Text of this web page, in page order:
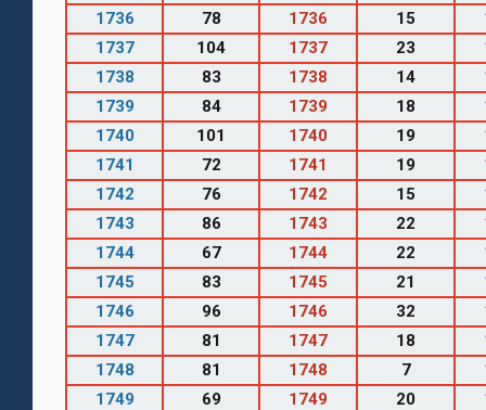
1736
78 1736 15
1737
104 1737 23
1738
83 1738 14
1739
84 1739 18
1740
101 1740 19
1741
72 1741 19
1742
76 1742 15
1743
86 1743 22
1744
67 1744 22
1745
83 1745 21
1746
96 1746 32
1747
81 1747 18
1748
81 1748 7
1749
69 1749 20